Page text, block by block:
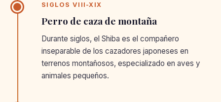
SIGLOS VIII-XIX
Perro de caza de montaña
Durante siglos, el Shiba es el compañero
inseparable de los cazadores japoneses en
terrenos montañosos, especializado en aves y
animales pequeños.